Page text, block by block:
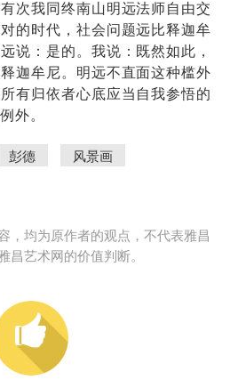
次我同终南山明远法师自由交
的时代，社会问题远比释迦牟
说：是的。我说：既然如此，
迦牟尼。明远不直面这种槛外
有归依者心底应当自我参悟的
外。
彭德 风景画
，均为原作者的观点，不代表雅昌
艺术网的价值判断。